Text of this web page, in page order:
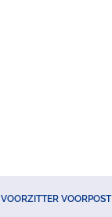
VOORZITTER VOORPOST